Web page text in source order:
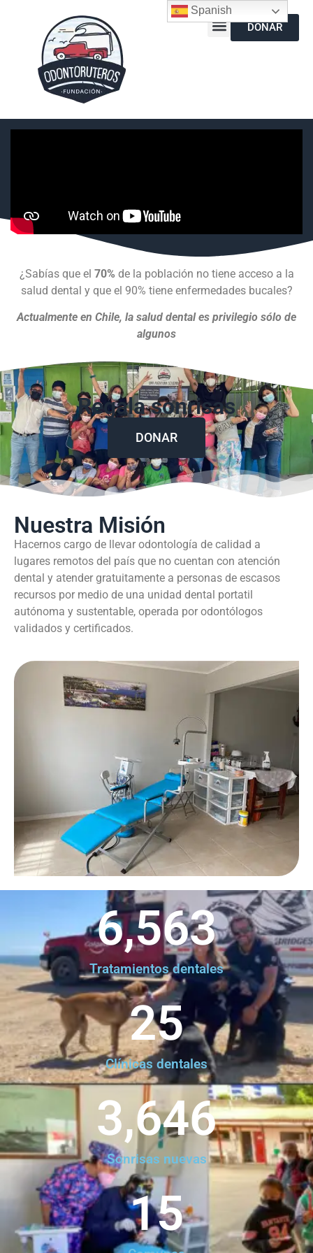
DONAR
¿Sabías que el 70% de la población no tiene acceso a la
salud dental y que el 90% tiene enfermedades bucales?
Actualmente en Chile, la salud dental es privilegio sólo de
algunos
Regala sonrisas
DONAR
Nuestra Misión
Hacernos cargo de llevar odontología de calidad a
lugares remotos del país que no cuentan con atención
dental y atender gratuitamente a personas de escasos
recursos por medio de una unidad dental portatil
autónoma y sustentable, operada por odontólogos
validados y certificados.
Tratamientos dentales
6,563
Clínicas dentales
25
Sonrisas nuevas
3,646
15
Spanish